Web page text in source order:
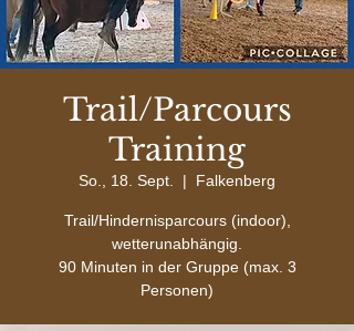
Trail/Parcours
Training
So., 18. Sept.
  |
Falkenberg
Trail/Hindernisparcours (indoor),
wetterunabhängig.
90 Minuten in der Gruppe (max. 3
Personen)